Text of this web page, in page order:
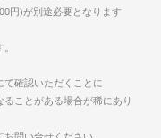
円)が別途必要となります
確認いただくことに
ことがある場合が稀にあり